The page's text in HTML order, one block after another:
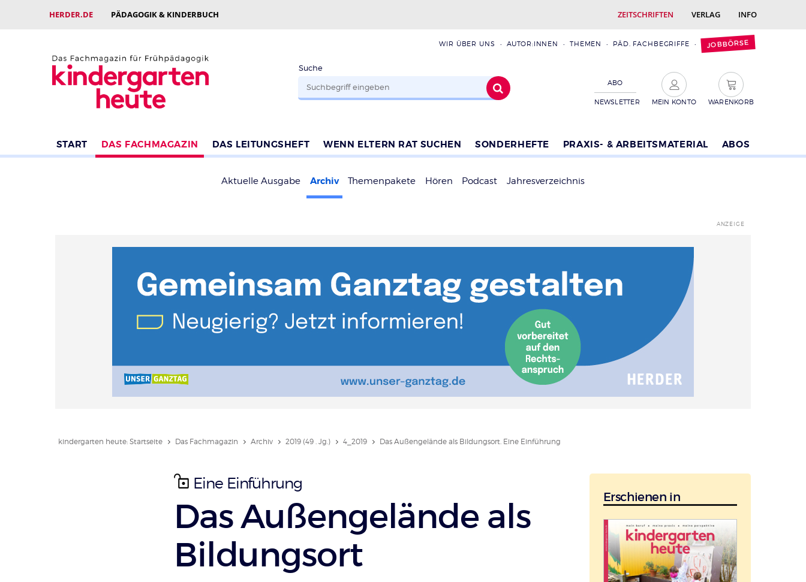
HERDER.DE PÄDAGOGIK & KINDERBUCH ZEITSCHRIFTEN VERLAG INFO
WIR ÜBER UNS AUTOR:INNEN THEMEN PÄD. FACHBEGRIFFE JOBBÖRSE
Suche
ABO
NEWSLETTER MEIN KONTO WARENKORB
START DAS FACHMAGAZIN DAS LEITUNGSHEFT WENN ELTERN RAT SUCHEN SONDERHEFTE PRAXIS- & ARBEITSMATERIAL ABOS
Aktuelle Ausgabe Archiv Themenpakete Hören Podcast Jahresverzeichnis
kindergarten heute: Startseite Das Fachmagazin Archiv 2019 (49 . Jg.) 4_2019 Das Außengelände als Bildungsort. Eine Einführung
Eine Einführung
:
Das Außengelände als
Bildungsort
Erschienen in